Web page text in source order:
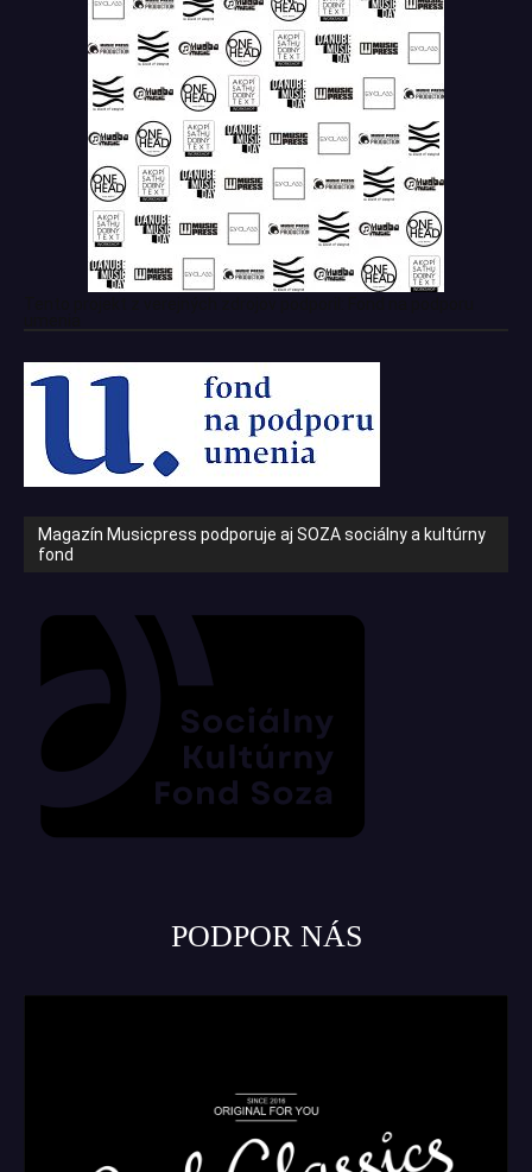
Magazín Musicpress podporuje aj SOZA sociálny a kultúrny
fond
PODPOR NÁS